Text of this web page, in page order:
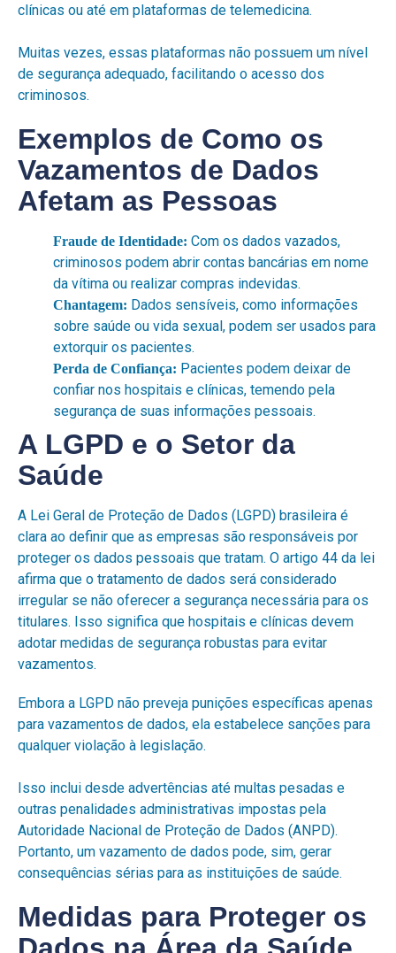
clínicas ou até em plataformas de telemedicina.
Muitas vezes, essas plataformas não possuem um nível
de segurança adequado, facilitando o acesso dos
criminosos.
Exemplos de Como os
Vazamentos de Dados
Afetam as Pessoas
Fraude de Identidade: Com os dados vazados,
criminosos podem abrir contas bancárias em nome
da vítima ou realizar compras indevidas.
Chantagem: Dados sensíveis, como informações
sobre saúde ou vida sexual, podem ser usados para
extorquir os pacientes.
Perda de Confiança: Pacientes podem deixar de
confiar nos hospitais e clínicas, temendo pela
segurança de suas informações pessoais.
A LGPD e o Setor da
Saúde
A Lei Geral de Proteção de Dados (LGPD) brasileira é
clara ao definir que as empresas são responsáveis por
proteger os dados pessoais que tratam. O artigo 44 da lei
afirma que o tratamento de dados será considerado
irregular se não oferecer a segurança necessária para os
titulares. Isso significa que hospitais e clínicas devem
adotar medidas de segurança robustas para evitar
vazamentos.
Embora a LGPD não preveja punições específicas apenas
para vazamentos de dados, ela estabelece sanções para
qualquer violação à legislação.
Isso inclui desde advertências até multas pesadas e
outras penalidades administrativas impostas pela
Autoridade Nacional de Proteção de Dados (ANPD).
Portanto, um vazamento de dados pode, sim, gerar
consequências sérias para as instituições de saúde.
Medidas para Proteger os